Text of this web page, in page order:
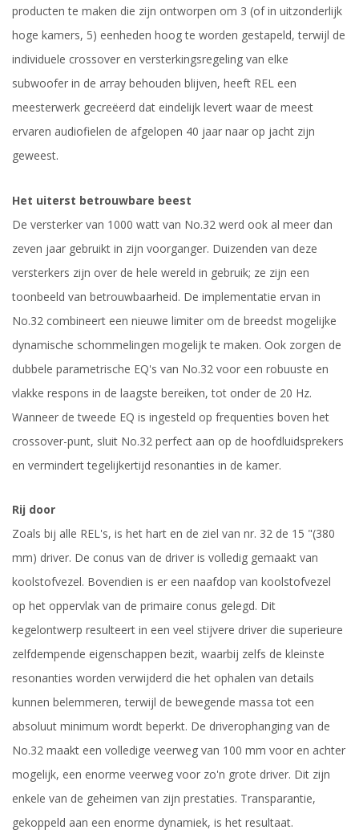
producten te maken die zijn ontworpen om 3 (of in uitzonderlijk
hoge kamers, 5) eenheden hoog te worden gestapeld, terwijl de
individuele crossover en versterkingsregeling van elke
subwoofer in de array behouden blijven, heeft REL een
meesterwerk gecreëerd dat eindelijk levert waar de meest
ervaren audiofielen de afgelopen 40 jaar naar op jacht zijn
geweest.
Het uiterst betrouwbare beest
De versterker van 1000 watt van No.32 werd ook al meer dan
zeven jaar gebruikt in zijn voorganger. Duizenden van deze
versterkers zijn over de hele wereld in gebruik; ze zijn een
toonbeeld van betrouwbaarheid. De implementatie ervan in
No.32 combineert een nieuwe limiter om de breedst mogelijke
dynamische schommelingen mogelijk te maken. Ook zorgen de
dubbele parametrische EQ's van No.32 voor een robuuste en
vlakke respons in de laagste bereiken, tot onder de 20 Hz.
Wanneer de tweede EQ is ingesteld op frequenties boven het
crossover-punt, sluit No.32 perfect aan op de hoofdluidsprekers
en vermindert tegelijkertijd resonanties in de kamer.
Rij door
Zoals bij alle REL's, is het hart en de ziel van nr. 32 de 15 "(380
mm) driver. De conus van de driver is volledig gemaakt van
koolstofvezel. Bovendien is er een naafdop van koolstofvezel
op het oppervlak van de primaire conus gelegd. Dit
kegelontwerp resulteert in een veel stijvere driver die superieure
zelfdempende eigenschappen bezit, waarbij zelfs de kleinste
resonanties worden verwijderd die het ophalen van details
kunnen belemmeren, terwijl de bewegende massa tot een
absoluut minimum wordt beperkt. De driverophanging van de
No.32 maakt een volledige veerweg van 100 mm voor en achter
mogelijk, een enorme veerweg voor zo'n grote driver. Dit zijn
enkele van de geheimen van zijn prestaties. Transparantie,
gekoppeld aan een enorme dynamiek, is het resultaat.